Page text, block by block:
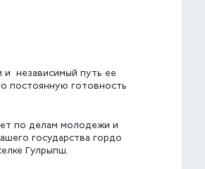
и независимый путь ее
постоянную готовность
по делам молодежи и
государства гордо
Гулрыпш.